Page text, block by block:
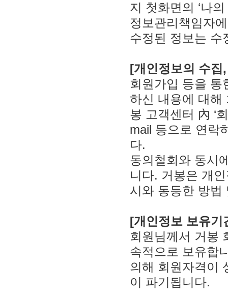
지 첫화면의 ‘나
정보관리책임자
수정된 정보는 수
[개인정보의 수집
회원가입 등을 통
하신 내용에 대해
봉 고객센터 內 ‘
mail 등으로 연락
다.
동의철회와 동시
니다. 거봉은 개
시와 동등한 방법
[개인정보 보유기
회원님께서 거봉
속적으로 보유합
의해 회원자격이
이 파기됩니다.